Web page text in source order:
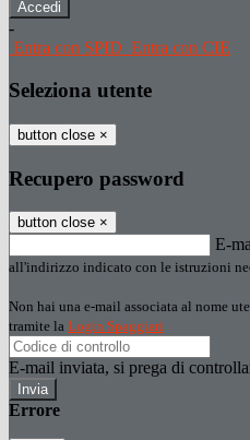
-
Entra con SPID Entra con CIE
Seleziona utente
button close ×
Recupero password
button close ×
E-
all'indirizzo indicato con le istruzioni
Non hai una e-mail associata al nome
tramite la Login Spaggiari
E-mail inviata, si prega di
Errore